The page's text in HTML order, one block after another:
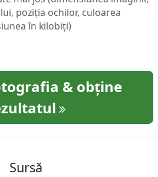
poziția ochilor, culoarea
în kilobiți)
& obține
Sursă